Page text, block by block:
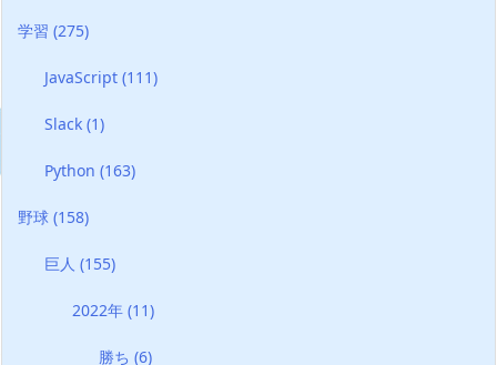
学習 (275)
JavaScript(111)
Slack(1)
Python(163)
野球 (158)
巨人(155)
2022年 (11)
勝ち(6)